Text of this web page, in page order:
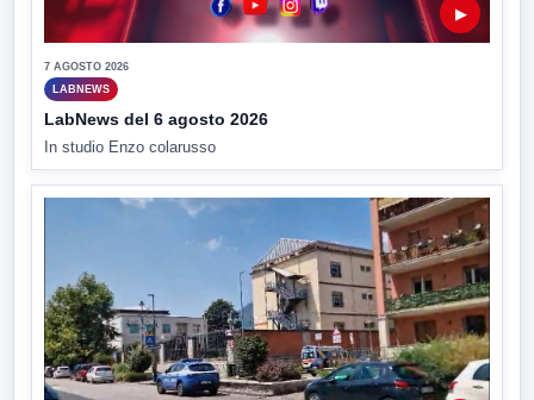
▶
7 AGOSTO 2026
LABNEWS
LabNews del 6 agosto 2026
In studio Enzo colarusso